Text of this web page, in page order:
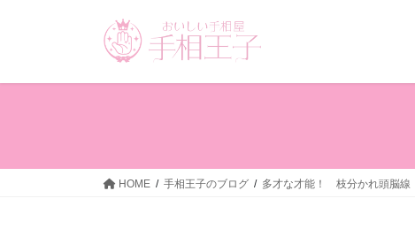
HOME 手相王子のブログ 多才な才能！ 枝分かれ頭脳線